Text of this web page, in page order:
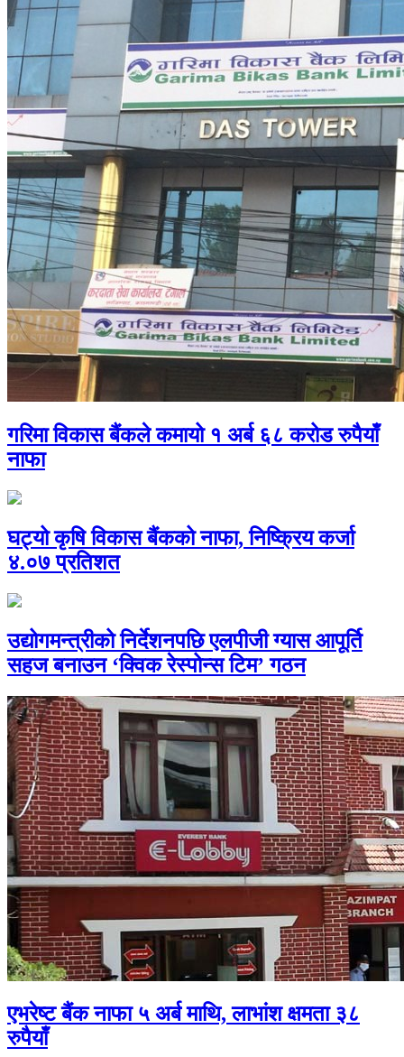
गरिमा विकास बैंकले कमायो १ अर्ब ६८ करोड रुपैयाँ
नाफा
घट्यो कृषि विकास बैंकको नाफा, निष्क्रिय कर्जा
४.०७ प्रतिशत
उद्योगमन्त्रीको निर्देशनपछि एलपीजी ग्यास आपूर्ति
सहज बनाउन ‘क्विक रेस्पोन्स टिम’ गठन
एभरेष्ट बैंक नाफा ५ अर्ब माथि, लाभांश क्षमता ३८
रुपैयाँ